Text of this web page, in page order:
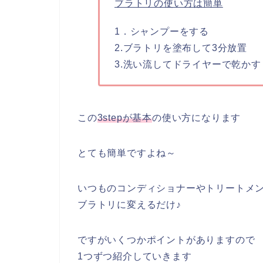
ブラトリの使い方は簡単
1．シャンプーをする
2.ブラトリを塗布して3分放置
3.洗い流してドライヤーで乾かす
この3stepが基本の使い方になります
とても簡単ですよね～
いつものコンディショナーやトリートメ
ブラトリに変えるだけ♪
ですがいくつかポイントがありますので
1つずつ紹介していきます